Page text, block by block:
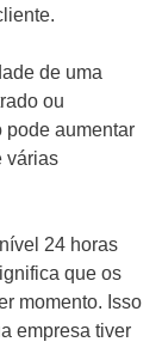
de uma
ou
pode aumentar
várias
24 horas
que os
momento. Isso
empresa tiver